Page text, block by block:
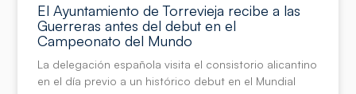
El Ayuntamiento de Torrevieja recibe a las
Guerreras antes del debut en el
Campeonato del Mundo
La delegación española visita el consistorio alicantino
en el día previo a un histórico debut en el Mundial